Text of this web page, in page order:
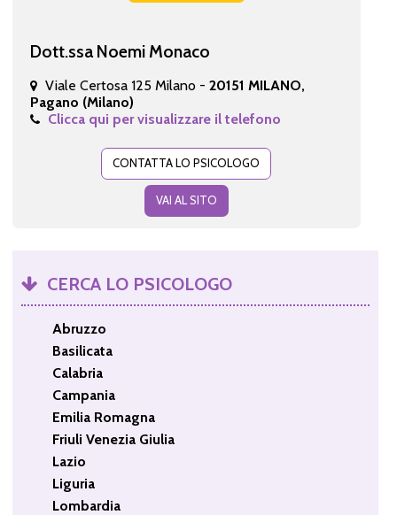
Dott.ssa Noemi Monaco
Viale Certosa 125 Milano - 20151 MILANO,
Pagano (Milano)
Clicca qui per visualizzare il telefono
CONTATTA LO PSICOLOGO
VAI AL SITO
CERCA LO PSICOLOGO
Abruzzo
Basilicata
Calabria
Campania
Emilia Romagna
Friuli Venezia Giulia
Lazio
Liguria
Lombardia